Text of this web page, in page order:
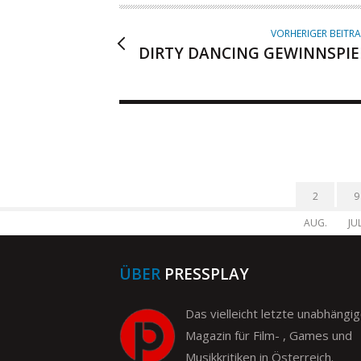
VORHERIGER
DIRTY DANCING
2
AUG.
9
ÜBER PRESSPLAY
Das vielleicht letzte
Magazin für Film- , Games und
Musikkritiken in Österreich.